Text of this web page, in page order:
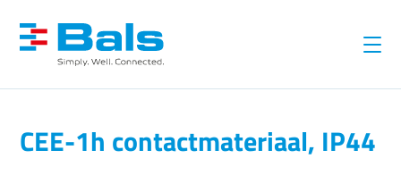
CEE-1h contactmateriaal, IP44